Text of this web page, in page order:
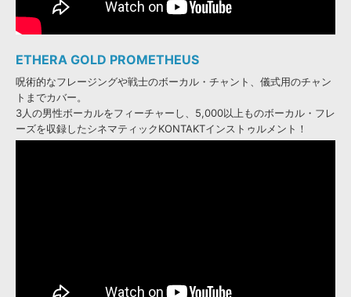
ETHERA GOLD PROMETHEUS
呪術的なフレージングや戦士のボーカル・チャント、儀式用のチャン
トまでカバー。
3人の男性ボーカルをフィーチャーし、5,000以上ものボーカル・フレ
ーズを収録したシネマティックKONTAKTインストゥルメント！